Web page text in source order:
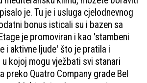
je. Tu je i usluga cjelodnevnog
bonus isticali su i bazen sa
je promoviran i kao 'stambeni
i aktivne ljude' što je pratila i
kojoj mogu vježbati svi stanari
preko Quatro Company grade Bel